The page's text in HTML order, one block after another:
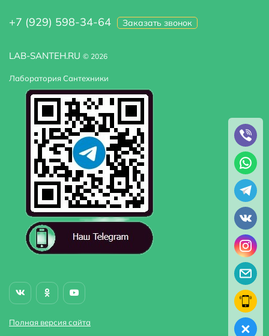
LAB-SANTEH.RU © 2026
Лаборатория Сантехники
Полная версия сайта
+7 (929) 598-34-64 Заказать звонок